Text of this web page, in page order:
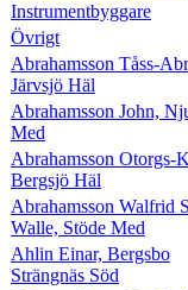
Instrumentbyggare
Övrigt
Abrahamsson Tåss-
Järvsjö Häl
Abrahamsson John,
Med
Abrahamsson Otorgs-
Bergsjö Häl
Abrahamsson Walfrid
Walle, Stöde Med
Ahlin Einar, Bergsbo
Strängnäs Söd